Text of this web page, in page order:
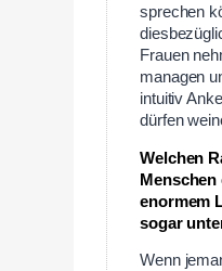
sprechen
Frauen
managen
intuitiv
dürfen
Welchen
enormem
sogar
Wenn